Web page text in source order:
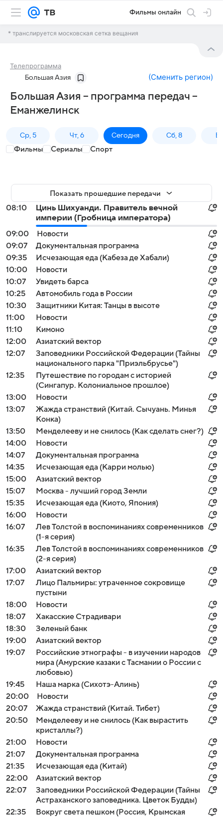
Фильмы онлайн
* транслируется московская сетка вещания
Телепрограмма
Большая Азия (Сменить регион)
Большая Азия – программа передач –
Еманжелинск
Ср, 5 Чт, 6 Сегодня Сб, 8
Фильмы Сериалы Спорт
Показать прошедшие передачи
08:10
Цинь Шихуанди. Правитель вечной
империи (Гробница императора)
09:00
Новости
09:07
Документальная программа
09:35
Исчезающая еда (Кабеза де Хабали)
10:00
Новости
10:07
Увидеть барса
10:25
Автомобиль года в России
10:30
Защитники Китая: Танцы в высоте
11:00
Новости
11:10
Кимоно
12:00
Азиатский вектор
12:07
Заповедники Российской Федерации (Тайны
национального парка "Приэльбрусье")
12:35
Путешествие по городам с историей
(Сингапур. Колониальное прошлое)
13:00
Новости
13:07
Жажда странствий (Китай. Сычуань. Минья
Конка)
13:50
Менделееву и не снилось (Как сделать снег?)
14:00
Новости
14:07
Документальная программа
14:35
Исчезающая еда (Карри молью)
15:00
Азиатский вектор
15:07
Москва - лучший город Земли
15:35
Исчезающая еда (Киото, Япония)
16:00
Новости
16:07
Лев Толстой в воспоминаниях современников
(1-я серия)
16:35
Лев Толстой в воспоминаниях современников
(2-я серия)
17:00
Азиатский вектор
17:07
Лицо Пальмиры: утраченное сокровище
пустыни
18:00
Новости
18:07
Хакасские Страдивари
18:30
Зеленый банк
19:00
Азиатский вектор
19:07
Российские этнографы - в изучении народов
мира (Амурские казаки с Тасмании о России с
любовью)
19:45
Наша марка (Сихотэ-Алинь)
20:00
Новости
20:07
Жажда странствий (Китай. Тибет)
20:50
Менделееву и не снилось (Как вырастить
кристаллы?)
21:00
Новости
21:07
Документальная программа
21:35
Исчезающая еда (Китай)
22:00
Азиатский вектор
22:07
Заповедники Российской Федерации (Тайны
Астраханского заповедника. Цветок Будды)
22:35
Вокруг света пешком (Россия, Крымская